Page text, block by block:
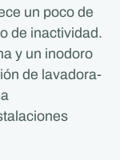
un poco de
de inactividad.
y un inodoro
de lavadora-